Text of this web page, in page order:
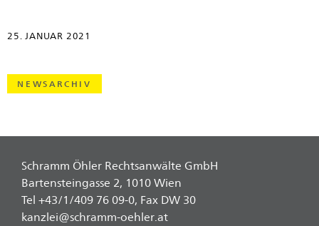
25. JANUAR 2021
NEWSARCHIV
Schramm Öhler Rechtsanwälte GmbH
Bartensteingasse 2, 1010 Wien
Tel +43/1/409 76 09-0, Fax DW 30
kanzlei@schramm-oehler.at